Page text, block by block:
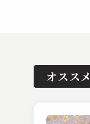
オススメ